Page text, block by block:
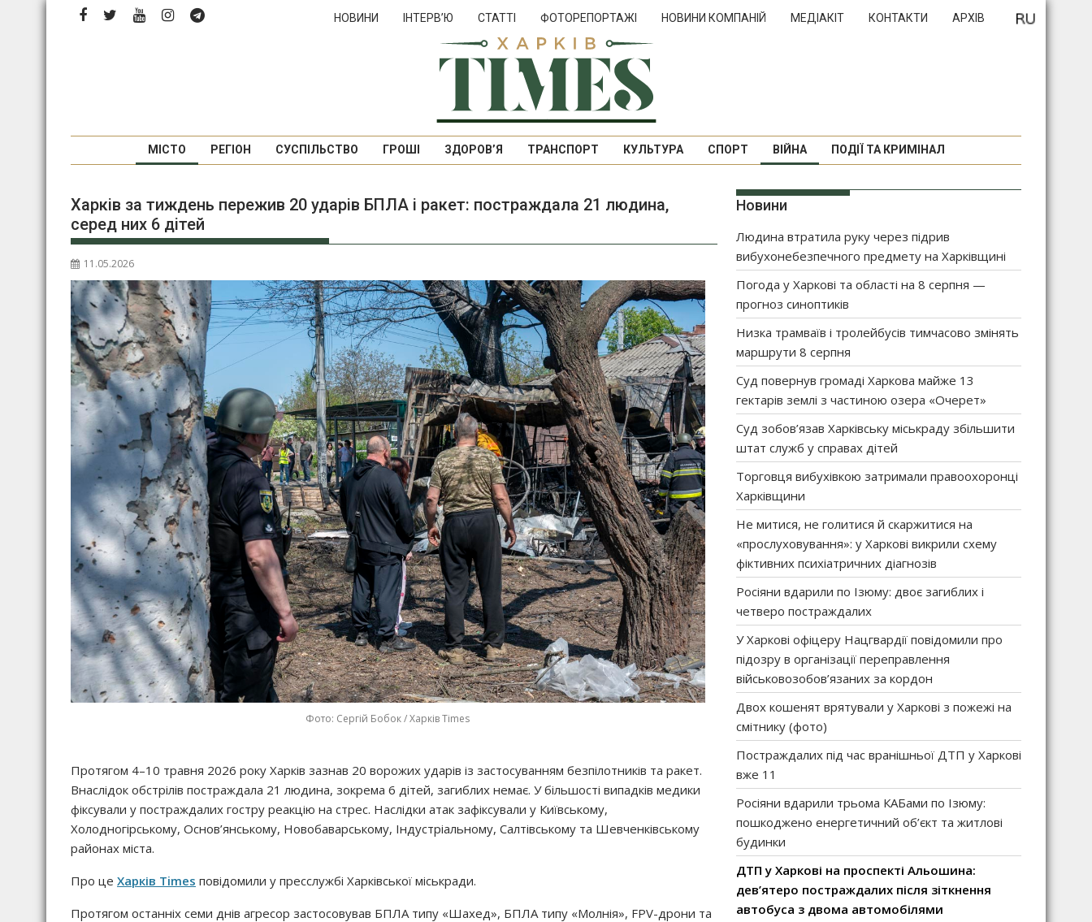
Перейти
НОВИНИ ІНТЕРВ’Ю СТАТТІ ФОТОРЕПОРТАЖІ НОВИНИ КОМПАНІЙ МЕДІАКІТ КОНТАКТИ АРХІВ
МІСТО РЕГІОН СУСПІЛЬСТВО ГРОШІ ЗДОРОВ’Я ТРАНСПОРТ КУЛЬТУРА СПОРТ ВІЙНА ПОДІЇ ТА КРИМІНАЛ
Харків за тиждень пережив 20 ударів БПЛА і ракет: постраждала 21 людина,
серед них 6 дітей
11.05.2026
Фото: Сергій Бобок / Харків Times
Протягом 4–10 травня 2026 року Харків зазнав 20 ворожих ударів із застосуванням безпілотників та ракет.
Внаслідок обстрілів постраждала 21 людина, зокрема 6 дітей, загиблих немає. У більшості випадків медики
фіксували у постраждалих гостру реакцію на стрес. Наслідки атак зафіксували у Київському,
Холодногірському, Основ’янському, Новобаварському, Індустріальному, Салтівському та Шевченківському
районах міста.
Про це Харків Times повідомили у пресслужбі Харківської міськради.
Протягом останніх семи днів агресор застосовував БПЛА типу «Шахед», БПЛА типу «Молнія», FPV-дрони та
Новини
Людина втратила руку через підрив
вибухонебезпечного предмету на Харківщині
Погода у Харкові та області на 8 серпня —
прогноз синоптиків
Низка трамваїв і тролейбусів тимчасово змінять
маршрути 8 серпня
Суд повернув громаді Харкова майже 13
гектарів землі з частиною озера «Очерет»
Суд зобов’язав Харківську міськраду збільшити
штат служб у справах дітей
Торговця вибухівкою затримали правоохоронці
Харківщини
Не митися, не голитися й скаржитися на
«прослуховування»: у Харкові викрили схему
фіктивних психіатричних діагнозів
Росіяни вдарили по Ізюму: двоє загиблих і
четверо постраждалих
У Харкові офіцеру Нацгвардії повідомили про
підозру в організації переправлення
військовозобов’язаних за кордон
Двох кошенят врятували у Харкові з пожежі на
смітнику (фото)
Постраждалих під час вранішньої ДТП у Харкові
вже 11
Росіяни вдарили трьома КАБами по Ізюму:
пошкоджено енергетичний об’єкт та житлові
будинки
ДТП у Харкові на проспекті Альошина:
дев’ятеро постраждалих після зіткнення
автобуса з двома автомобілями